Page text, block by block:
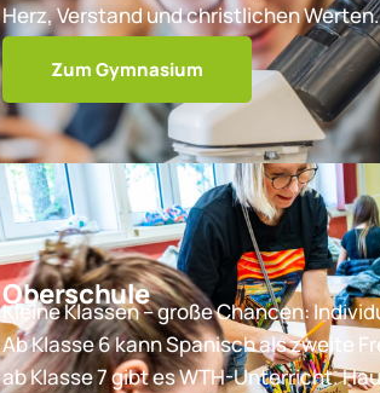
Herz, Verstand und christlichen Werten.
Zum Gymnasium
Oberschule
Kleine Klassen – große Chancen:
Ab Klasse 6 kann Spanisch als zweite
ab Klasse 7 gibt es WTH-Unterricht.